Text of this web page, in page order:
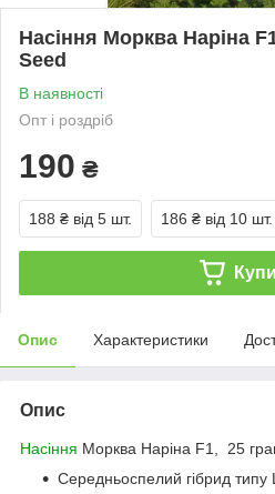
Насіння Морква Наріна
Seed
В наявності
Опт і роздріб
190 ₴
188 ₴ від 5 шт. 186 ₴ від 10 шт.
Опис Характеристики
Опис
Насіння Морква Наріна F1, 25
Середньоспелий гібрид